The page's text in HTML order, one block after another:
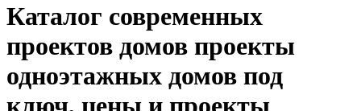
Каталог современных
проектов домов проекты
одноэтажных домов под
ключ, цены и проекты